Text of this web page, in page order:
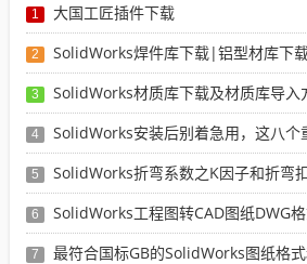
1 大国工匠插件下载
2 SolidWorks焊件库下载|铝型材库下载|附sw
3 SolidWorks材质库下载及材质库导入
4 SolidWorks安装后别着急用，这八个重要
5 SolidWorks折弯系数之K因子和折弯
6 SolidWorks工程图转CAD图纸DWG格式映射文
7 最符合国标GB的SolidWorks图纸格式和图